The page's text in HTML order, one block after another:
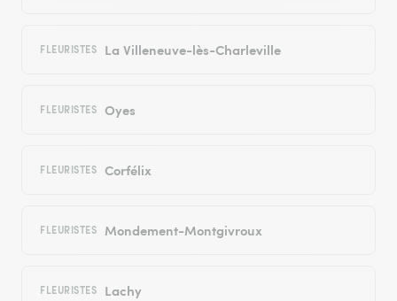
FLEURISTES La Villeneuve-lès-Charleville
FLEURISTES Oyes
FLEURISTES Corfélix
FLEURISTES Mondement-Montgivroux
FLEURISTES Lachy